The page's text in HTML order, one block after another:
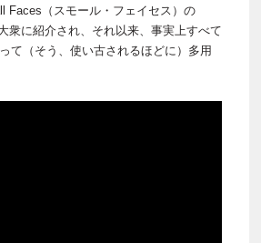
Faces（スモール・フェイセス）の
衆に紹介され、それ以来、事実上すべて
て（そう、使い古されるほどに）多用